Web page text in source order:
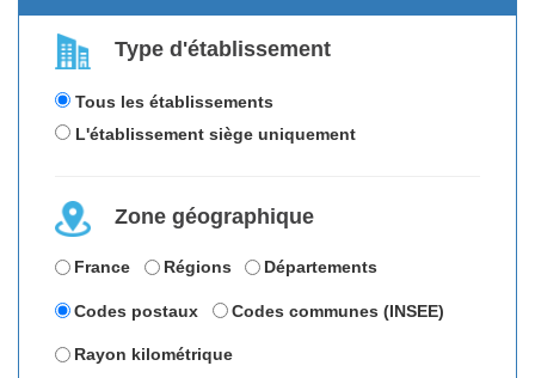
Type d'établissement
Tous les établissements
L'établissement siège uniquement
Zone géographique
France Régions Départements
Codes postaux Codes communes (INSEE)
Rayon kilométrique